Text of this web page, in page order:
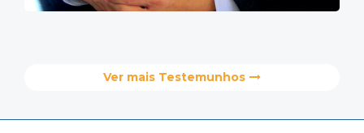
Ver mais Testemunhos